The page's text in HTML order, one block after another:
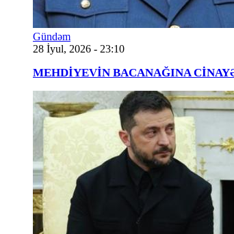
Gündəm
28 İyul, 2026 - 23:10
MEHDİYEVİN BACANAĞINA